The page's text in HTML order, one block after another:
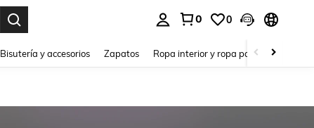
0 0
Bisutería y accesorios Zapatos Ropa interior y ropa para dormir